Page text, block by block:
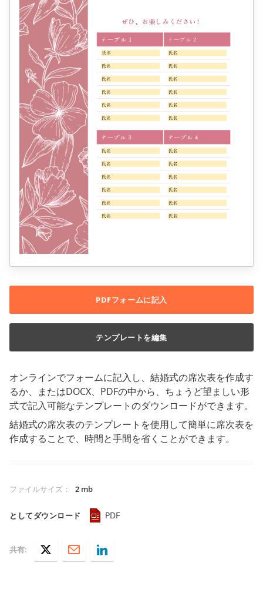
オンラインでフォームに記入し、結婚式の席次表を作成す
るか、またはDOCX、PDFの中から、ちょうど望ましい形
式で記入可能なテンプレートのダウンロードができます。
結婚式の席次表のテンプレートを使用して簡単に席次表を
作成することで、時間と手間を省くことができます。
ファイルサイズ ： 2 mb
としてダウンロード PDF
PDFフォームに記入
テンプレートを編集
共有: